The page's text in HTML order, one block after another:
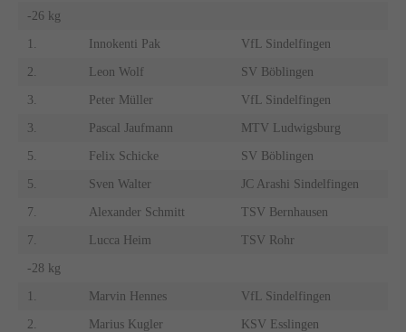
-26 kg
1. Innokenti Pak VfL Sindelfingen
2. Leon Wolf SV Böblingen
3. Peter Müller VfL Sindelfingen
3. Pascal Jaufmann MTV Ludwigsburg
5. Felix Schicke SV Böblingen
5. Sven Walter JC Arashi Sindelfingen
7. Alexander Schmitt TSV Bernhausen
7. Lucca Heim TSV Rohr
-28 kg
1. Marvin Hennes VfL Sindelfingen
2. Marius Kugler KSV Esslingen